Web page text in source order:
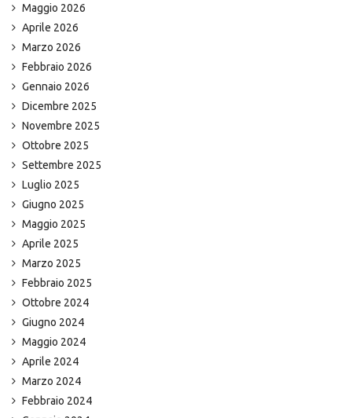
Maggio 2026
Aprile 2026
Marzo 2026
Febbraio 2026
Gennaio 2026
Dicembre 2025
Novembre 2025
Ottobre 2025
Settembre 2025
Luglio 2025
Giugno 2025
Maggio 2025
Aprile 2025
Marzo 2025
Febbraio 2025
Ottobre 2024
Giugno 2024
Maggio 2024
Aprile 2024
Marzo 2024
Febbraio 2024